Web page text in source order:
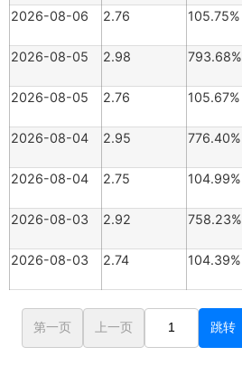
2026-08-06
2.76 105.75%
2026-08-05
2.98 793.68%
2026-08-05
2.76 105.67%
2026-08-04
2.95 776.40%
2026-08-04
2.75 104.99%
2026-08-03
2.92 758.23%
2026-08-03
2.74 104.39%
第一页 上一页 跳转